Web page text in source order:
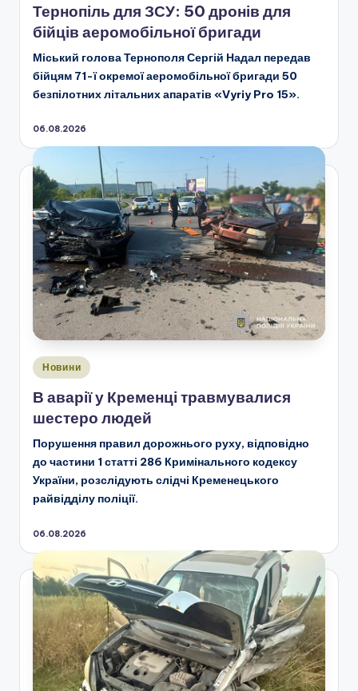
Тернопіль для ЗСУ: 50 дронів для
бійців аеромобільної бригади
Міський голова Тернополя Сергій Надал передав
бійцям 71-ї окремої аеромобільної бригади 50
безпілотних літальних апаратів «Vyriy Pro 15».
06.08.2026
Опубліковано
Новини
В аварії у Кременці травмувалися
шестеро людей
Порушення правил дорожнього руху, відповідно
до частини 1 статті 286 Кримінального кодексу
України, розслідують слідчі Кременецького
райвідділу поліції.
06.08.2026